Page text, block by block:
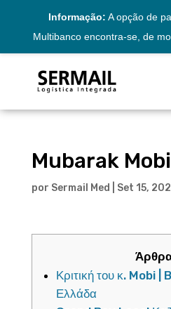
Informação: A opção de
Multibanco encontra-se, de
Mubarak
por Sermail Med Set 15,
Κριτική του κ. Mobi
Ελλάδα